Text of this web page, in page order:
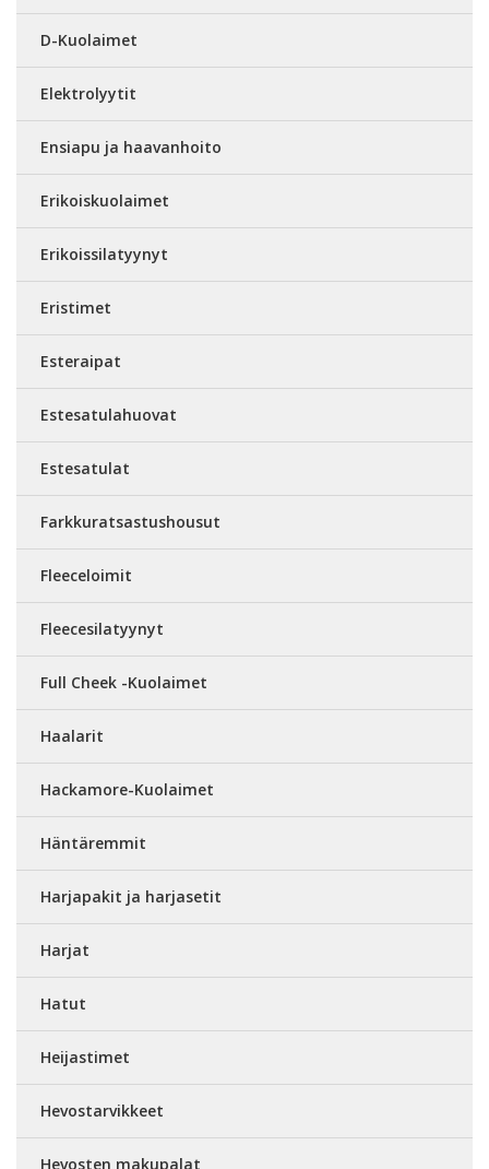
D-Kuolaimet
Elektrolyytit
Ensiapu ja haavanhoito
Erikoiskuolaimet
Erikoissilatyynyt
Eristimet
Esteraipat
Estesatulahuovat
Estesatulat
Farkkuratsastushousut
Fleeceloimit
Fleecesilatyynyt
Full Cheek -Kuolaimet
Haalarit
Hackamore-Kuolaimet
Häntäremmit
Harjapakit ja harjasetit
Harjat
Hatut
Heijastimet
Hevostarvikkeet
Hevosten makupalat